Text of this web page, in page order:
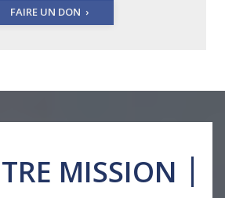
FAIRE UN DON
MISSION